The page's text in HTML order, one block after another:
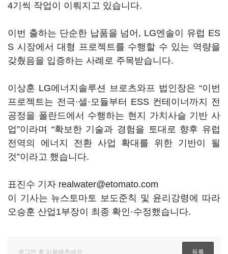
4기씩 작업이 이뤄지고 있습니다.
이번 출하는 단순한 납품을 넘어, LG엔솔이 유럽 ES
S 시장에서 대형 프로젝트를 수행할 수 있는 역량을
갖췄음을 입증하는 사례로 주목받습니다.
이상훈 LG에너지솔루션 브로츠와프 법인장은 “이번
프로젝트는 전극·셀·모듈부터 ESS 컨테이너까지 전
공정을 폴란드에서 수행하는 현지 가치사슬 기반 사
업”이라며 “확보한 기술과 경험을 토대로 향후 유럽
전역의 에너지 전환 사업 확대를 위한 기반이 될
것”이라고 했습니다.
표진수 기자 realwater@etomato.com
이 기사는 뉴스토마토 보도준칙 및 윤리강령에 따라
오승훈 산업1부장이 최종 확인·수정했습니다.